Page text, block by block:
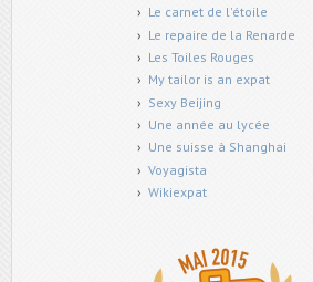
Le carnet de l'étoile
Le repaire de la Renarde
Les Toiles Rouges
My tailor is an expat
Sexy Beijing
Une année au lycée
Une suisse à Shanghai
Voyagista
Wikiexpat